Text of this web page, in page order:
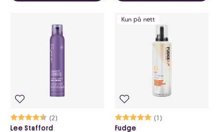
Karakter:
(2)
4.5 av 5 mulige
Lee Stafford
Kun på nett
Karakter:
(1)
5.0 av 5 mulige
Fudge